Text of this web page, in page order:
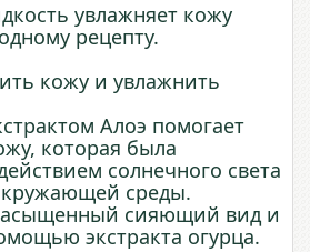
увлажняет кожу
рецепту.
кожу и увлажнить
Алоэ помогает
которая была
солнечного света
среды.
сияющий вид и
экстракта огурца.